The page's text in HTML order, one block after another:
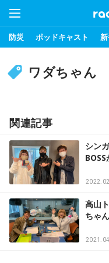
防災 ポッドキャスト
ワダちゃん
関連記事
シン
BOSS
高山
ちゃ